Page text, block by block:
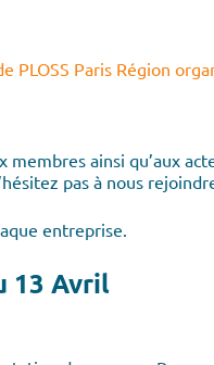
Paris Région
ainsi qu’aux
pas à nous
entreprise.
13 Avril